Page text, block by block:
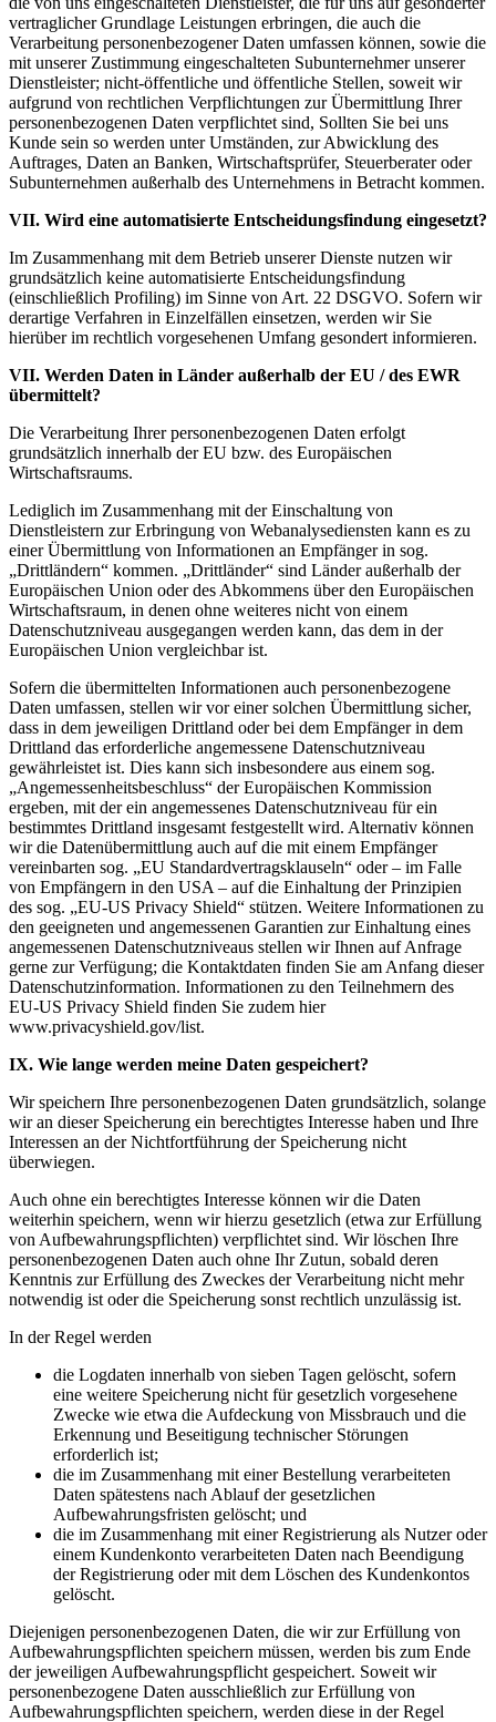
vertraglicher Grundlage Leistungen erbringen, die auch die
Verarbeitung personenbezogener Daten umfassen können, sowie die
mit unserer Zustimmung eingeschalteten Subunternehmer unserer
Dienstleister; nicht-öffentliche und öffentliche Stellen, soweit wir
aufgrund von rechtlichen Verpflichtungen zur Übermittlung Ihrer
personenbezogenen Daten verpflichtet sind, Sollten Sie bei uns
Kunde sein so werden unter Umständen, zur Abwicklung des
Auftrages, Daten an Banken, Wirtschaftsprüfer, Steuerberater oder
Subunternehmen außerhalb des Unternehmens in Betracht kommen.
VII. Wird eine automatisierte Entscheidungsfindung eingesetzt?
Im Zusammenhang mit dem Betrieb unserer Dienste nutzen wir
grundsätzlich keine automatisierte Entscheidungsfindung
(einschließlich Profiling) im Sinne von Art. 22 DSGVO. Sofern wir
derartige Verfahren in Einzelfällen einsetzen, werden wir Sie
hierüber im rechtlich vorgesehenen Umfang gesondert informieren.
VII. Werden Daten in Länder außerhalb der EU / des EWR
übermittelt?
Die Verarbeitung Ihrer personenbezogenen Daten erfolgt
grundsätzlich innerhalb der EU bzw. des Europäischen
Wirtschaftsraums.
Lediglich im Zusammenhang mit der Einschaltung von
Dienstleistern zur Erbringung von Webanalysediensten kann es zu
einer Übermittlung von Informationen an Empfänger in sog.
„Drittländern“ kommen. „Drittländer“ sind Länder außerhalb der
Europäischen Union oder des Abkommens über den Europäischen
Wirtschaftsraum, in denen ohne weiteres nicht von einem
Datenschutzniveau ausgegangen werden kann, das dem in der
Europäischen Union vergleichbar ist.
Sofern die übermittelten Informationen auch personenbezogene
Daten umfassen, stellen wir vor einer solchen Übermittlung sicher,
dass in dem jeweiligen Drittland oder bei dem Empfänger in dem
Drittland das erforderliche angemessene Datenschutzniveau
gewährleistet ist. Dies kann sich insbesondere aus einem sog.
„Angemessenheitsbeschluss“ der Europäischen Kommission
ergeben, mit der ein angemessenes Datenschutzniveau für ein
bestimmtes Drittland insgesamt festgestellt wird. Alternativ können
wir die Datenübermittlung auch auf die mit einem Empfänger
vereinbarten sog. „EU Standardvertragsklauseln“ oder – im Falle
von Empfängern in den USA – auf die Einhaltung der Prinzipien
des sog. „EU-US Privacy Shield“ stützen. Weitere Informationen zu
den geeigneten und angemessenen Garantien zur Einhaltung eines
angemessenen Datenschutzniveaus stellen wir Ihnen auf Anfrage
gerne zur Verfügung; die Kontaktdaten finden Sie am Anfang dieser
Datenschutzinformation. Informationen zu den Teilnehmern des
EU-US Privacy Shield finden Sie zudem hier
www.privacyshield.gov/list.
IX. Wie lange werden meine Daten gespeichert?
Wir speichern Ihre personenbezogenen Daten grundsätzlich, solange
wir an dieser Speicherung ein berechtigtes Interesse haben und Ihre
Interessen an der Nichtfortführung der Speicherung nicht
überwiegen.
Auch ohne ein berechtigtes Interesse können wir die Daten
weiterhin speichern, wenn wir hierzu gesetzlich (etwa zur Erfüllung
von Aufbewahrungspflichten) verpflichtet sind. Wir löschen Ihre
personenbezogenen Daten auch ohne Ihr Zutun, sobald deren
Kenntnis zur Erfüllung des Zweckes der Verarbeitung nicht mehr
notwendig ist oder die Speicherung sonst rechtlich unzulässig ist.
In der Regel werden
die Logdaten innerhalb von sieben Tagen gelöscht, sofern
eine weitere Speicherung nicht für gesetzlich vorgesehene
Zwecke wie etwa die Aufdeckung von Missbrauch und die
Erkennung und Beseitigung technischer Störungen
erforderlich ist;
die im Zusammenhang mit einer Bestellung verarbeiteten
Daten spätestens nach Ablauf der gesetzlichen
Aufbewahrungsfristen gelöscht; und
die im Zusammenhang mit einer Registrierung als Nutzer oder
einem Kundenkonto verarbeiteten Daten nach Beendigung
der Registrierung oder mit dem Löschen des Kundenkontos
gelöscht.
Diejenigen personenbezogenen Daten, die wir zur Erfüllung von
Aufbewahrungspflichten speichern müssen, werden bis zum Ende
der jeweiligen Aufbewahrungspflicht gespeichert. Soweit wir
personenbezogene Daten ausschließlich zur Erfüllung von
Aufbewahrungspflichten speichern, werden diese in der Regel